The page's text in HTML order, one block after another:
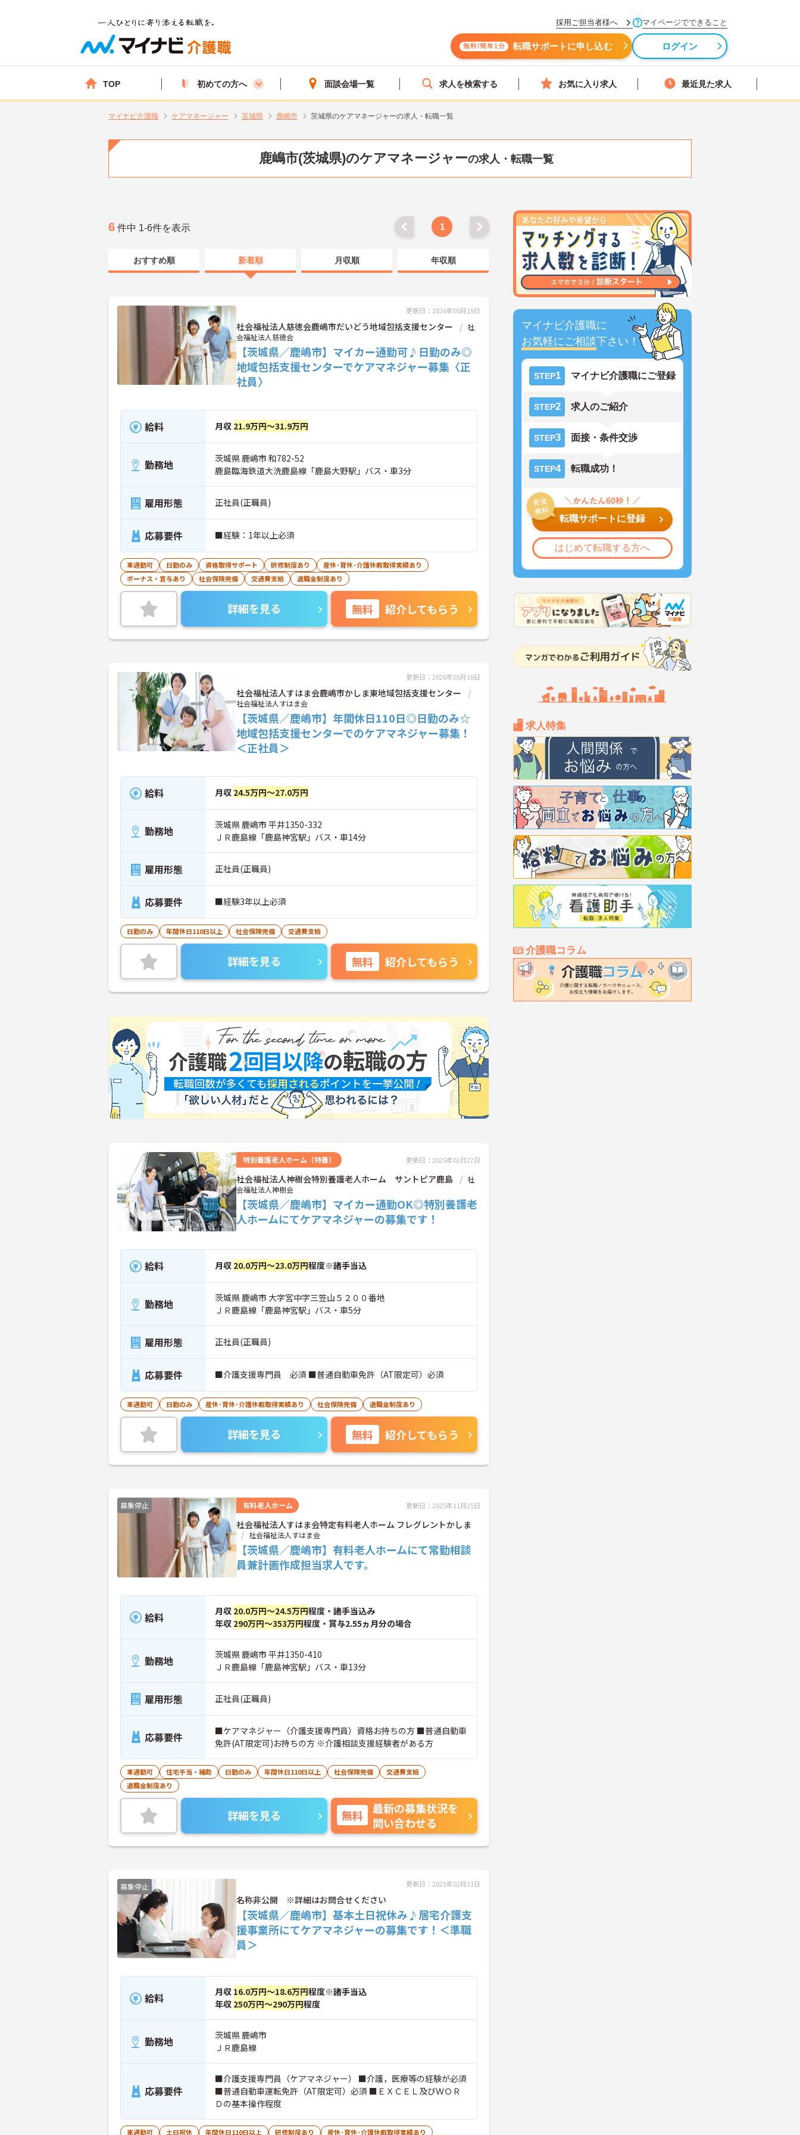
採用ご担当者様へ マイページでできること
無料!簡単1分 転職サポートに申し込む ログイン
TOP 初めての方へ 面談会場一覧 求人を検索する お気に入り求人 最近見た求人
マイナビ介護職 ケアマネージャー 茨城県 鹿嶋市 茨城県のケアマネージャーの求人・転職一覧
鹿嶋市(茨城県)のケアマネージャーの求人・転職一覧
マイナビ介護職に
お気軽にご相談下さい！
STEP1 マイナビ介護職にご登録
STEP2 求人のご紹介
STEP3 面接・条件交渉
STEP4 転職成功！
転職サポートに登録
はじめて転職する方へ
求人特集
介護職コラム
6 件中 1-6件を表示 1
おすすめ順 新着順 月収順 年収順
更新日：2026年05月19日
社会福祉法人慈徳会鹿嶋市だいどう地域包括支援センター
社
会福祉法人慈徳会
【茨城県／鹿嶋市】マイカー通勤可♪日勤のみ◎
地域包括支援センターでケアマネジャー募集〈正
社員〉
給料 月収 21.9万円～31.9万円
勤務地
茨城県 鹿嶋市 和782-52
鹿島臨海鉄道大洗鹿島線「鹿島大野駅」バス・車3分
雇用形態 正社員(正職員)
応募要件 ■経験：1年以上必須
車通勤可 日勤のみ 資格取得サポート 研修制度あり
産休･育休･介護休暇取得実績あり
ボーナス・賞与あり
社会保険完備 交通費支給 退職金制度あり
詳細を見る 無料 紹介してもらう
更新日：2026年05月18日
社会福祉法人すはま会鹿嶋市かしま東地域包括支援センター
社会福祉法人すはま会
【茨城県／鹿嶋市】年間休日110日◎日勤のみ☆
地域包括支援センターでのケアマネジャー募集！
＜正社員＞
給料 月収 24.5万円～27.0万円
勤務地
茨城県 鹿嶋市 平井1350-332
ＪＲ鹿島線「鹿島神宮駅」バス・車14分
雇用形態 正社員(正職員)
応募要件 ■経験3年以上必須
日勤のみ 年間休日110日以上 社会保険完備 交通費支給
詳細を見る 無料 紹介してもらう
特別養護老人ホーム（特養） 更新日：2025年02月27日
社会福祉法人神樹会特別養護老人ホーム サントピア鹿島
社
会福祉法人神樹会
【茨城県／鹿嶋市】マイカー通勤OK◎特別養護老
人ホームにてケアマネジャーの募集です！
給料 月収 20.0万円～23.0万円程度※諸手当込
勤務地
茨城県 鹿嶋市 大字宮中字三笠山５２００番地
ＪＲ鹿島線「鹿島神宮駅」バス・車5分
雇用形態 正社員(正職員)
応募要件 ■介護支援専門員 必須 ■普通自動車免許（AT限定可）必須
車通勤可 日勤のみ 産休･育休･介護休暇取得実績あり 社会保険完備 退職金制度あり
詳細を見る 無料 紹介してもらう
募集停止 有料老人ホーム 更新日：2025年11月25日
社会福祉法人すはま会特定有料老人ホーム フレグレントかしま
社会福祉法人すはま会
【茨城県／鹿嶋市】有料老人ホームにて常勤相談
員兼計画作成担当求人です。
給料 月収 20.0万円～24.5万円程度・諸手当込み
年収 290万円～353万円程度・賞与2.55ヵ月分の場合
勤務地
茨城県 鹿嶋市 平井1350-410
ＪＲ鹿島線「鹿島神宮駅」バス・車13分
雇用形態 正社員(正職員)
応募要件
■ケアマネジャー（介護支援専門員）資格お持ちの方 ■普通自動車
免許(AT限定可)お持ちの方 ※介護相談支援経験者がある方
車通勤可 住宅手当・補助 日勤のみ 年間休日110日以上 社会保険完備
交通費支給
退職金制度あり
詳細を見る 無料
最新の募集状況を
問い合わせる
募集停止 更新日：2025年02月11日
名称非公開 ※詳細はお問合せください
【茨城県／鹿嶋市】基本土日祝休み♪居宅介護支
援事業所にてケアマネジャーの募集です！＜準職
員＞
給料 月収 16.0万円～18.6万円程度※諸手当込
年収 250万円～290万円程度
勤務地
茨城県 鹿嶋市
ＪＲ鹿島線
応募要件
■介護支援専門員（ケアマネジャー） ■介護，医療等の経験が必須
■普通自動車運転免許（AT限定可）必須 ■ＥＸＣＥＬ及びＷＯＲ
Ｄの基本操作程度
車通勤可 土日祝休 年間休日110日以上 研修制度あり 産休･育休･介護休暇取得実績あり